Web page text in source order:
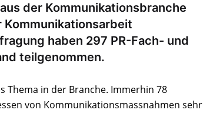
der Kommunikationsbranche
Kommunikationsarbeit
haben 297 PR-Fach- und
teilgenommen.
Thema in der Branche. Immerhin 78
von Kommunikationsmassnahmen sehr